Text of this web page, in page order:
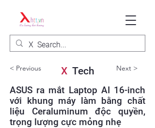
< Previous X Tech Next >
ASUS ra mắt Laptop AI 16-inch
với khung máy làm bằng chất
liệu Ceraluminum độc quyền,
trọng lượng cực mỏng nhẹ